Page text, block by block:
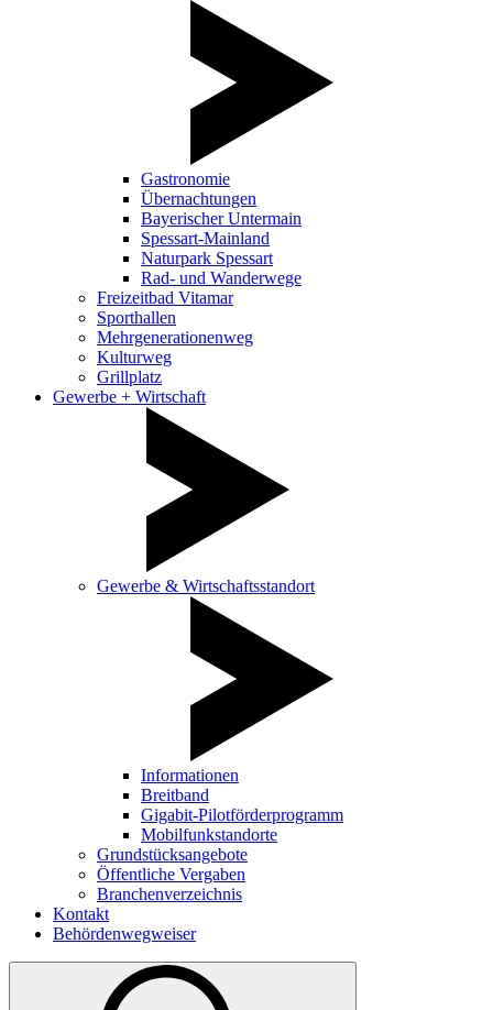
Gastronomie
Übernachtungen
Bayerischer Untermain
Spessart-Mainland
Naturpark Spessart
Rad- und Wanderwege
Freizeitbad Vitamar
Sporthallen
Mehrgenerationenweg
Kulturweg
Grillplatz
Gewerbe + Wirtschaft
Gewerbe & Wirtschaftsstandort
Informationen
Breitband
Gigabit-Pilotförderprogramm
Mobilfunkstandorte
Grundstücksangebote
Öffentliche Vergaben
Branchenverzeichnis
Kontakt
Behördenwegweiser